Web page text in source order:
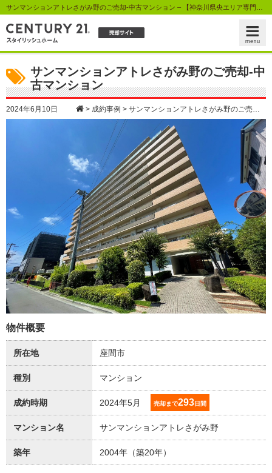
サンマンションアトレさがみ野のご売却-中
古マンション
2024年6月10日 > 成約事例 > サンマンションアトレさがみ野のご売却-中古マンション
物件概要
所在地 座間市
種別 マンション
成約時期 2024年5月 売却まで293日間
マンション名 サンマンションアトレさがみ野
築年 2004年（築20年）